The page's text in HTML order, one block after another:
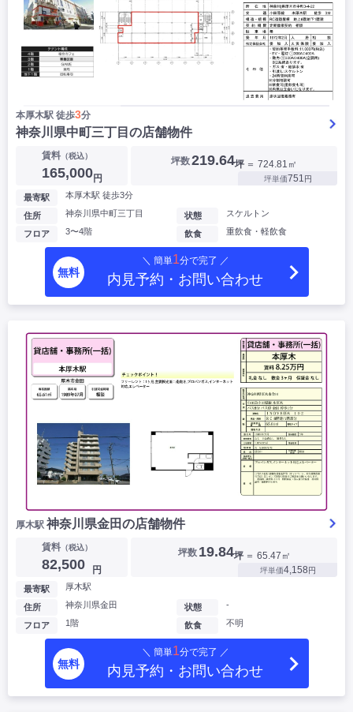
本厚木駅 徒歩3分
神奈川県中町三丁目の店舗物件
賃料（税込）
165,000円
坪数219.64坪 ＝ 724.81㎡
坪単価751円
最寄駅 本厚木駅 徒歩3分
住所 神奈川県中町三丁目
フロア 3〜4階
状態 スケルトン
飲食 重飲食・軽飲食
無料
＼ 簡単1分で完了 ／
内見予約・お問い合わせ
厚木駅 神奈川県金田の店舗物件
賃料 （税込）
82,500 円
坪数 19.84坪 ＝ 65.47㎡
坪単価4,158円
最寄駅 厚木駅
住所 神奈川県金田
フロア 1階
状態 -
飲食 不明
無料
＼ 簡単1分で完了 ／
内見予約・お問い合わせ